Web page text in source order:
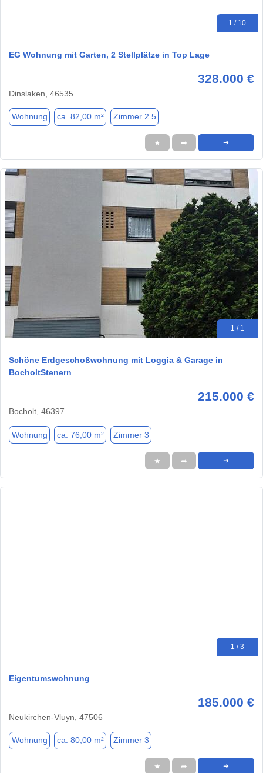
1 / 10
EG Wohnung mit Garten, 2 Stellplätze in Top Lage
328.000 €
Dinslaken, 46535
Wohnung ca. 82,00 m² Zimmer 2.5
★ ➦ ➜
1 / 1
Schöne Erdgeschoßwohnung mit Loggia & Garage in
BocholtStenern
215.000 €
Bocholt, 46397
Wohnung ca. 76,00 m² Zimmer 3
★ ➦ ➜
1 / 3
Eigentumswohnung
185.000 €
Neukirchen-Vluyn, 47506
Wohnung ca. 80,00 m² Zimmer 3
★ ➦ ➜